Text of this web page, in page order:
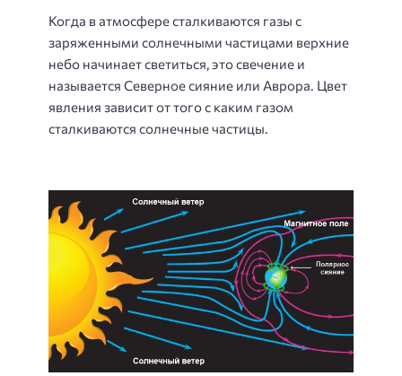
Когда в атмосфере сталкиваются газы с
заряженными солнечными частицами верхние
небо начинает светиться, это свечение и
называется Северное сияние или Аврора. Цвет
явления зависит от того с каким газом
сталкиваются солнечные частицы.